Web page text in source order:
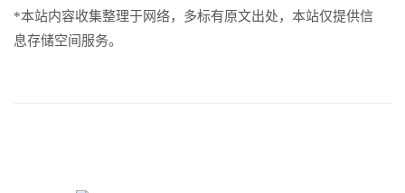
*本站内容收集整理于网络，多标有原文出处，本站仅提供信
息存储空间服务。